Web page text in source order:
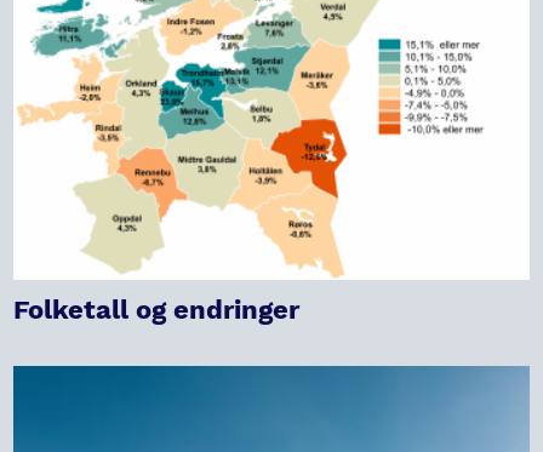
Folketall og endringer